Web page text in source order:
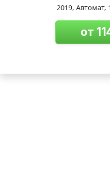
2019, Автомат,
от